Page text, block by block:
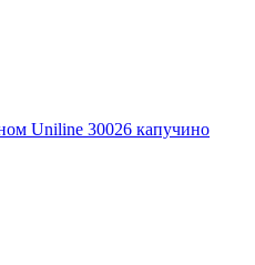
Uniline 30026 капучино